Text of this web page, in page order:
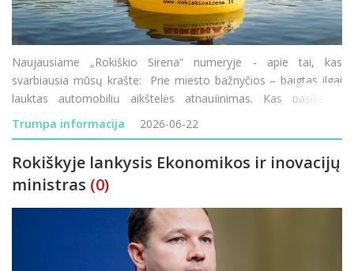
Naujausiame „Rokiškio Sirena“ numeryje - apie tai, kas
svarbiausia mūsų krašte: Prie miesto bažnyčios – baigtas ilgai
lauktas automobilių aikštelės atnaujinimas. Kas pasikeitė?
Obeliuose paminėtos Birželio sukilimo 85-osios metinės – gyvų
liudin
Trumpa informacija 2026-06-22
Rokiškyje lankysis Ekonomikos ir inovacijų
ministras (0)